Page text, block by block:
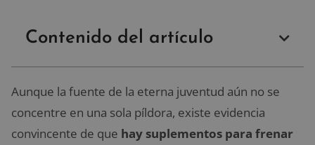
Contenido del artículo
Aunque la fuente de la eterna juventud aún no se
concentre en una sola píldora, existe evidencia
convincente de que hay suplementos para frenar